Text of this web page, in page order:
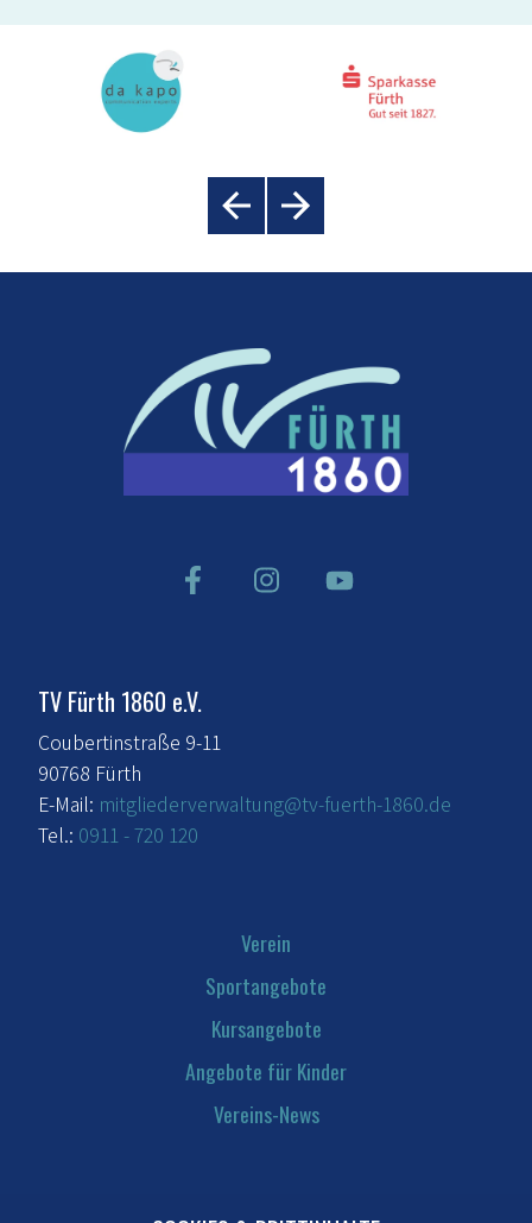
TV Fürth 1860 e.V.
Coubertinstraße 9-11
90768 Fürth
E-Mail: mitgliederverwaltung@tv-fuerth-1860.de
Tel.: 0911 - 720 120
Verein
Sportangebote
Kursangebote
Angebote für Kinder
Vereins-News